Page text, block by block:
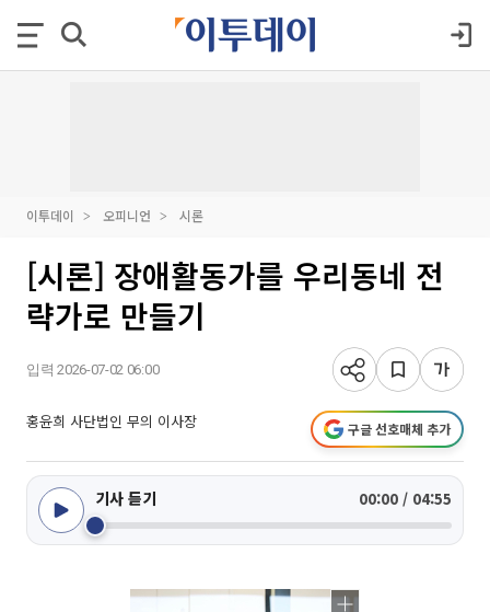
이투데이 오피니언 시론
[시론] 장애활동가를 우리동네 전
략가로 만들기
입력 2026-07-02 06:00
홍윤희 사단법인 무의 이사장 구글 선호매체 추가
기사 듣기 00:00 / 04:55